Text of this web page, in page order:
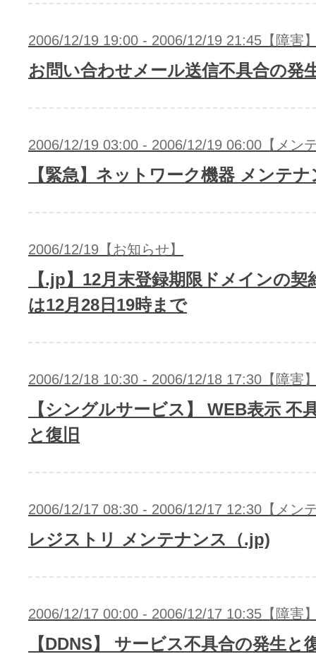
※ 弊社が独自で調査したホスティングシェ
ています
メールアドレスを作成
お名前メール
ブランド保護対策をかんたんに
その他
Microsoft 365
API連携や後払いが可能なプログラム
販売パートナー制度
Domain ResellerProgram
API Integration,Bulk Discount
アフィリエイト
アフィリエイト（成果報酬型
2006/12/19 19:00 - 2006/12/19 21:45【障害
お問い合わせメール送信不具合の発
2006/12/19 03:00 - 2006/12/19 06:00【メン
【緊急】ネットワーク機器 メンテナ
2006/12/19【お知らせ】
【.jp】12月末登録期限ドメインの契
は12月28日19時まで
2006/12/18 10:30 - 2006/12/18 17:30【障害
【シングルサービス】 WEB表示 不
と復旧
2006/12/17 08:30 - 2006/12/17 12:30【メン
レジストリ メンテナンス（.jp)
2006/12/17 00:00 - 2006/12/17 10:35【障害
【DDNS】 サービス不具合の発生と